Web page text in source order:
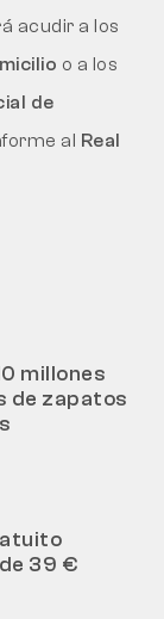
acudir a los
o a los
de
al Real
millones
de zapatos
39 €